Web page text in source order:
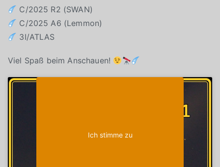
C/2025 R2 (SWAN)
C/2025 A6 (Lemmon)
3I/ATLAS
Viel Spaß beim Anschauen!
Ich stimme zu